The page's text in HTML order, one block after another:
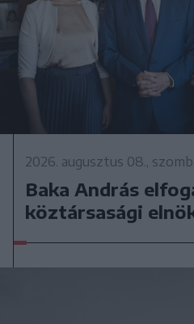
2026. augusztus 08.,
Baka András
köztársasági